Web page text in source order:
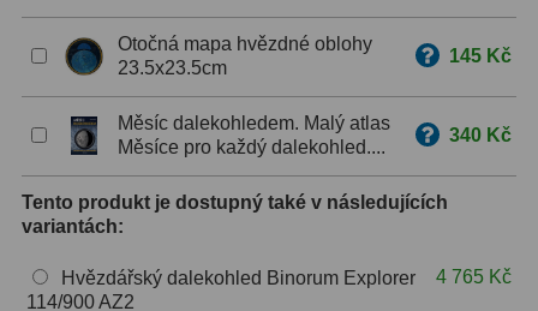
Doplňky
183
Měsíční a Polarizační23
Sluneční44
CLS a UHC18
Otočná mapa hvězdné oblohy
23.5x23.5cm
145 Kč
Měsíc dalekohledem. Malý atlas
Měsíce pro každý dalekohled....
340 Kč
Tento produkt je dostupný také v následujících
variantách:
Hvězdářský dalekohled Binorum Explorer
114/900 AZ2
4 765 Kč